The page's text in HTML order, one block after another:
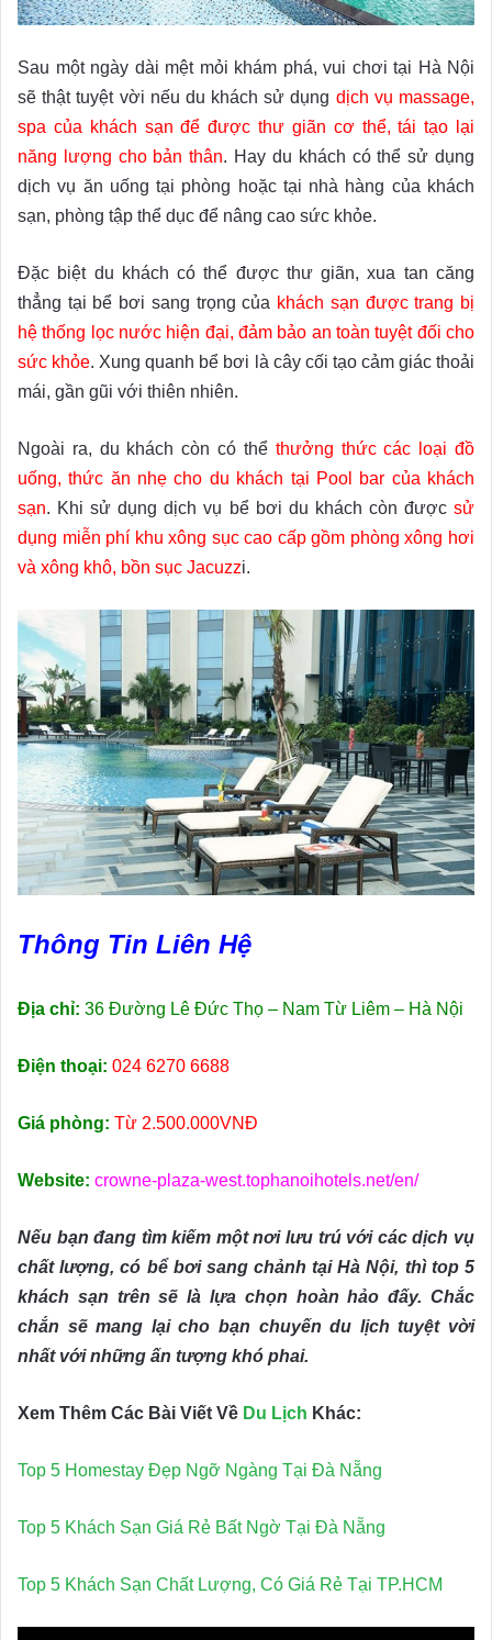
Sau một ngày dài mệt mỏi khám phá, vui chơi tại Hà Nội
sẽ thật tuyệt vời nếu du khách sử dụng dịch vụ massage,
spa của khách sạn để được thư giãn cơ thể, tái tạo lại
năng lượng cho bản thân. Hay du khách có thể sử dụng
dịch vụ ăn uống tại phòng hoặc tại nhà hàng của khách
sạn, phòng tập thể dục để nâng cao sức khỏe.
Đặc biệt du khách có thể được thư giãn, xua tan căng
thẳng tại bể bơi sang trọng của khách sạn được trang bị
hệ thống lọc nước hiện đại, đảm bảo an toàn tuyệt đối cho
sức khỏe. Xung quanh bể bơi là cây cối tạo cảm giác thoải
mái, gần gũi với thiên nhiên.
Ngoài ra, du khách còn có thể thưởng thức các loại đồ
uống, thức ăn nhẹ cho du khách tại Pool bar của khách
sạn. Khi sử dụng dịch vụ bể bơi du khách còn được sử
dụng miễn phí khu xông sục cao cấp gồm phòng xông hơi
và xông khô, bồn sục Jacuzzi.
Thông Tin Liên Hệ
Địa chỉ: 36 Đường Lê Đức Thọ – Nam Từ Liêm – Hà Nội
Điện thoại: 024 6270 6688
Giá phòng: Từ 2.500.000VNĐ
Website: crowne-plaza-west.tophanoihotels.net/en/
Nếu bạn đang tìm kiếm một nơi lưu trú với các dịch vụ
chất lượng, có bể bơi sang chảnh tại Hà Nội, thì top 5
khách sạn trên sẽ là lựa chọn hoàn hảo đấy. Chắc
chắn sẽ mang lại cho bạn chuyến du lịch tuyệt vời
nhất với những ấn tượng khó phai.
Xem Thêm Các Bài Viết Về Du Lịch Khác:
Top 5 Homestay Đẹp Ngỡ Ngàng Tại Đà Nẵng
Top 5 Khách Sạn Giá Rẻ Bất Ngờ Tại Đà Nẵng
Top 5 Khách Sạn Chất Lượng, Có Giá Rẻ Tại TP.HCM